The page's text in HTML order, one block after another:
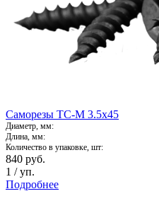
Саморезы ТС-М 3.5х45
Диаметр, мм:
Длина, мм:
Количество в упаковке, шт:
840 руб.
1 /уп.
Подробнее